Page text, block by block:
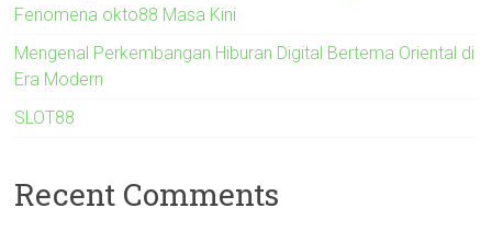
Fenomena okto88 Masa Kini
Mengenal Perkembangan Hiburan Digital Bertema Oriental di
Era Modern
SLOT88
Recent Comments